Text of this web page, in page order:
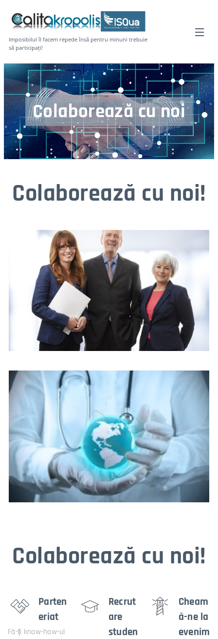
Imposibilul îl facem repede însă pentru minuni trebuie
să participați!
Colaboreazăcu noi
Colaborează cu noi!
Colaborează cu noi!
Parten
eriat
Fă-ți know-how-ul
Recrut
are
studen
Cheam
ă-ne la
evenim